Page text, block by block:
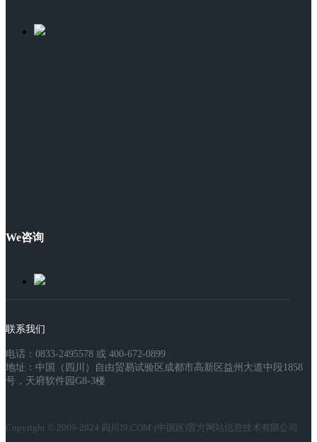
We咨询
联系我们
电话：0833-2495578 或 400-672-0899
地址：中国（四川）自由贸易试验区成都市高新区益州大道中段1858
号，天府软件园G8-3楼
Copyright © 2009-2024 四川J9.COM·(中国区)官方网站信息技术有限公司